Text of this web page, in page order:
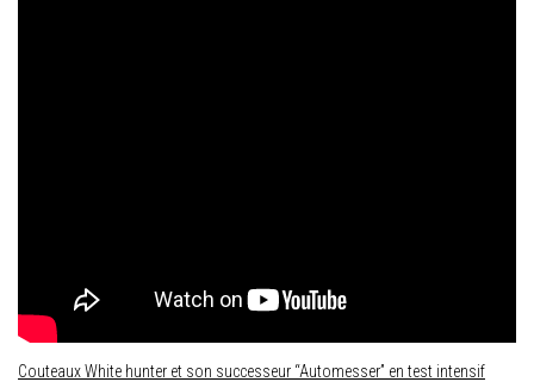
Couteaux White hunter et son successeur “Automesser” en test intensif